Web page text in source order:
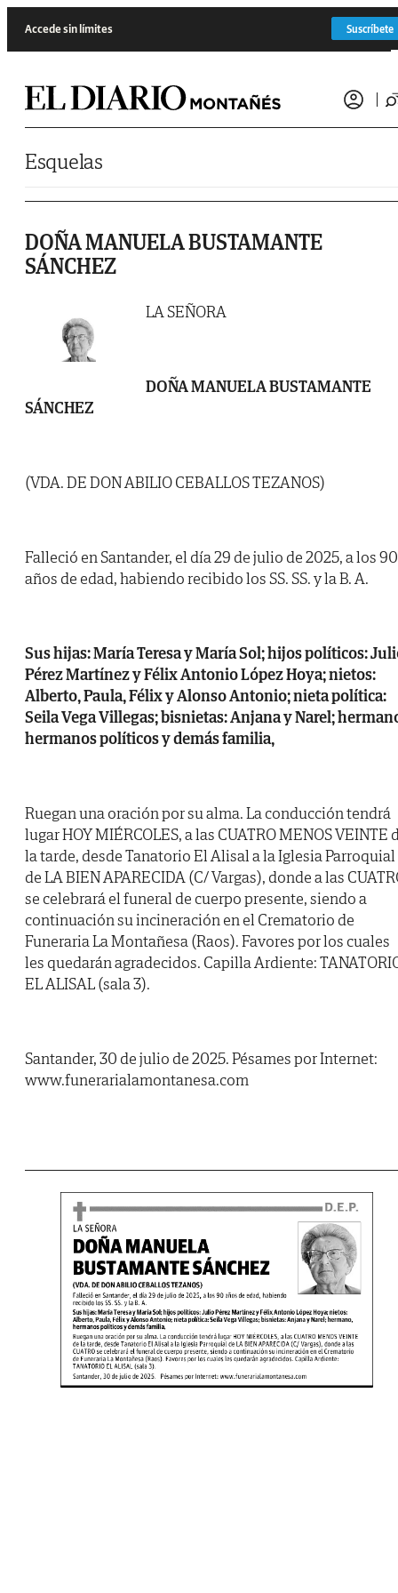
Accede sin límites Suscríbete
Esquelas
DOÑA MANUELA BUSTAMANTE
SÁNCHEZ
LA SEÑORA
DOÑA MANUELA BUSTAMANTE
SÁNCHEZ
(VDA. DE DON ABILIO CEBALLOS TEZANOS)
Falleció en Santander, el día 29 de julio de 2025, a los 90
años de edad, habiendo recibido los SS. SS. y la B. A.
Sus hijas: María Teresa y María Sol; hijos políticos:
Pérez Martínez y Félix Antonio López Hoya; nietos:
Alberto, Paula, Félix y Alonso Antonio; nieta política:
Seila Vega Villegas; bisnietas: Anjana y Narel;
hermanos políticos y demás familia,
Ruegan una oración por su alma. La conducción tendrá
lugar HOY MIÉRCOLES, a las CUATRO MENOS VEINTE
la tarde, desde Tanatorio El Alisal a la Iglesia Parroquial
de LA BIEN APARECIDA (C/ Vargas), donde a las
se celebrará el funeral de cuerpo presente, siendo a
continuación su incineración en el Crematorio de
Funeraria La Montañesa (Raos). Favores por los cuales
les quedarán agradecidos. Capilla Ardiente:
EL ALISAL (sala 3).
Santander, 30 de julio de 2025. Pésames por Internet:
www.funerarialamontanesa.com